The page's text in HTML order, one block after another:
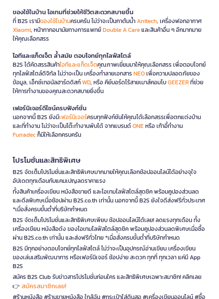
ของใช้ในบ้าน ไอเทมที่ช่วยให้ชีวิตสะดวกสบายขึ้น
ที่ B2S เรามีของใช้ในบ้านครบครัน ไม่ว่าจะเป็นกาต้มน้ำAnitech, เครื่องฟอกอากาศ
Xiaomi, หน้ากากอนามัยทางการแพทย์Double A Careและสินค้าอื่น ๆ อีกมากมาย
ให้คุณเลือกสรร
ไอทีและแก็ดเจ็ต ล้ำสมัย ตอบโจทย์ทุกไลฟ์สไตล์
B2S ได้คัดสรรสินค้าไอทีและแก็ดเจ็ตคุณภาพเยี่ยมมาให้คุณเลือกสรร เพื่อตอบโจทย์
ทุกไลฟ์สไตล์ดิจิทัล ไม่ว่าจะเป็น เครื่องทำลายเอกสารNEOเพื่อความปลอดภัยของ
ข้อมูล, เอ็กซ์เทอนัลฮาร์ดดิสก์WD, หรือ คีย์บอร์ดไร้สายเมาส์คอมโบGEEZERที่ช่วย
ให้การทำงานของคุณสะดวกสบายยิ่งขึ้น
เฟอร์นิเจอร์ดีไซน์ครบฟังก์ชั่น
นอกจากนี้ B2S ยังมีเฟอร์นิเจอร์ครบทุกฟังก์ชันให้คุณได้เลือกสรรเพื่อตกแต่งบ้าน
และที่ทำงาน ไม่ว่าจะเป็นโต๊ะทำงานพับได้ จากแบรนด์ONEหรือ เก้าอี้ทำงาน
Furradecก็มีให้เลือกครบครัน
โปรโมชั่นและสิทธิพิเศษ
B2S จัดเต็มโปรโมชั่นและสิทธิพิเศษมากมายให้คุณเลือกช้อปออนไลน์ได้อย่างจุใจ
อัปเดตทุกเดือนกับแคมเปญลดราคาแรง
ทั้งสินค้าเครื่องเขียน หนังสือขายดี และไอเทมไลฟ์สไตล์สุดชิค พร้อมคูปองส่วนลด
และดีลพิเศษเมื่อช้อปผ่าน B2S.co.th เท่านั้น นอกจากนี้ B2S ยังใจดีส่งฟรีทั่วประเทศ
*เมื่อสั่งครบขั้นต่ำที่บริษัทกำหนด
B2S จัดเต็มโปรโมชั่นและสิทธิพิเศษเพียบ ช้อปออนไลน์ได้เลย! ลดแรงทุกเดือน ทั้ง
เครื่องเขียน หนังสือดัง ของไอเทมไลฟ์สไตล์สุดชิค พร้อมคูปองส่วนลดพิเศษเมื่อซื้อ
ผ่าน B2S.co.th เท่านั้น และส่งฟรีทั่วไทย *เมื่อสั่งครบขั้นต่ำที่บริษัทกำหนด
B2S มีทุกอย่างตอบโจทย์ทุกไลฟ์สไตล์ ไม่ว่าจะเป็นอุปกรณ์อ่านเขียน เครื่องเขียน
ของเล่นเสริมพัฒนาการ หรือเฟอร์นิเจอร์ ช้อปง่าย สะดวก ทุกที่ ทุกเวลา แค่มี App
B2S
สมัคร B2S Club รับข่าวสารโปรโมชั่นก่อนใคร และสิทธิพิเศษเฉพาะสมาชิก! คลิกเลย
👉 สมัครสมาชิกเลย!
#ร้านหนังสือ #ร้านขายหนังสือ ใกล้ฉัน #กระเป๋าใส่ดินสอ #เครื่องเขียนออนไลน์ #ซื้อ